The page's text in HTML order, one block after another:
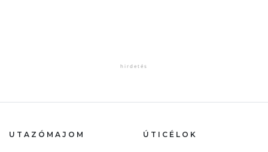
UTAZÓMAJOM ÚTICÉLOK